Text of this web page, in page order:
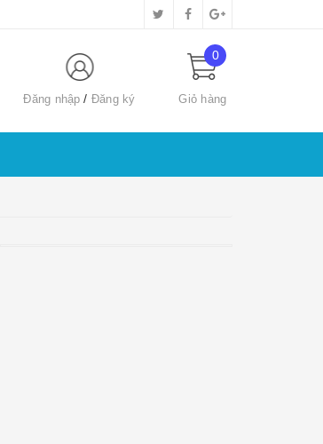
Đăng nhập Đăng ký
0
Giỏ hàng